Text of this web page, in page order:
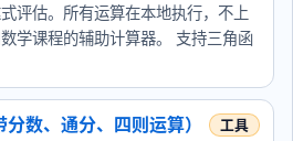
评估。所有运算在本地执行，不上
学课程的辅助计算器。 支持三角函
数、通分、四则运算）